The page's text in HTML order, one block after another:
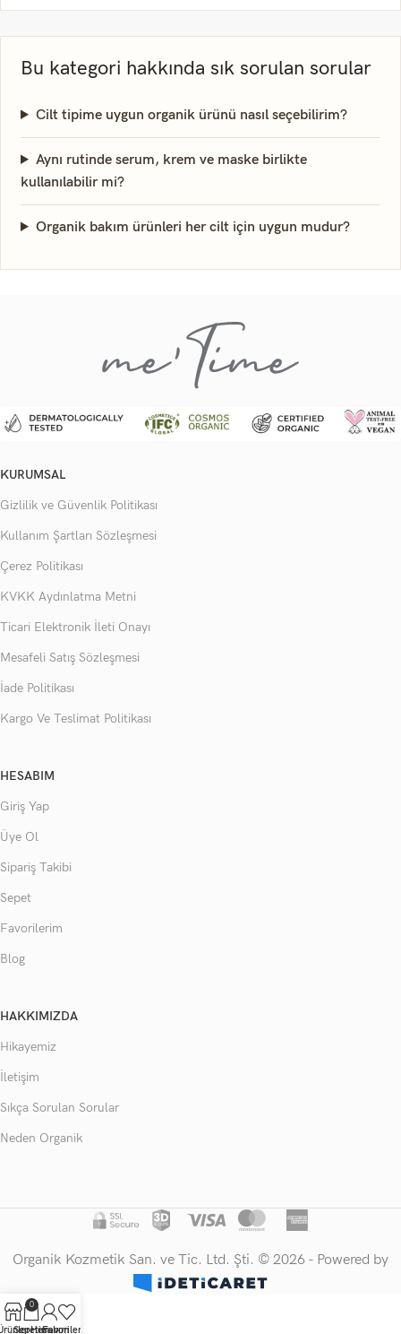
Bu kategori hakkında sık sorulan sorular
Cilt tipime uygun organik ürünü nasıl seçebilirim?
Aynı rutinde serum, krem ve maske birlikte
kullanılabilir mi?
Organik bakım ürünleri her cilt için uygun mudur?
KURUMSAL
Gizlilik ve Güvenlik Politikası
Kullanım Şartları Sözleşmesi
Çerez Politikası
KVKK Aydınlatma Metni
Ticari Elektronik İleti Onayı
Mesafeli Satış Sözleşmesi
İade Politikası
Kargo Ve Teslimat Politikası
HESABIM
Giriş Yap
Üye Ol
Sipariş Takibi
Sepet
Favorilerim
Blog
HAKKIMIZDA
Hikayemiz
İletişim
Sıkça Sorulan Sorular
Neden Organik
Organik Kozmetik San. ve Tic. Ltd. Şti. © 2026 - Powered by
0
SepetimHesabım
Favorilerim